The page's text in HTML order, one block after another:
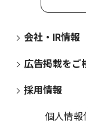
会社・IR情報
広告掲載をご
採用情報
個人情報